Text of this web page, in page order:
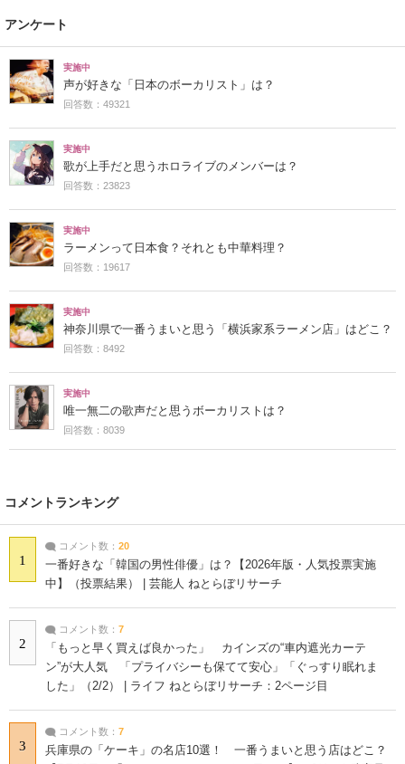
アンケート
実施中
声が好きな「日本のボーカリスト」は？
回答数：49321
実施中
歌が上手だと思うホロライブのメンバーは？
回答数：23823
実施中
ラーメンって日本食？それとも中華料理？
回答数：19617
実施中
神奈川県で一番うまいと思う「横浜家系ラーメン店」はどこ？
回答数：8492
実施中
唯一無二の歌声だと思うボーカリストは？
回答数：8039
コメントランキング
1
コメント数： 20
一番好きな「韓国の男性俳優」は？【2026年版・人気投票実施
中】（投票結果） | 芸能人 ねとらぼリサーチ
2
コメント数： 7
「もっと早く買えば良かった」 カインズの“車内遮光カーテ
ン”が大人気 「プライバシーも保てて安心」「ぐっすり眠れま
した」（2/2） | ライフ ねとらぼリサーチ：2ページ目
3
コメント数： 7
兵庫県の「ケーキ」の名店10選！ 一番うまいと思う店はどこ？